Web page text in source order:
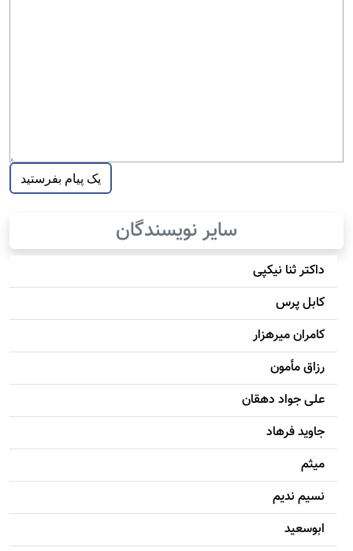
سایر نویسندگان
داکتر ثنا نیکپی
کابل پرس
کامران میرهزار
رزاق مأمون
علی جواد دهقان
جاويد فرهاد
میثم
نسیم ندیم
ابوسعيد